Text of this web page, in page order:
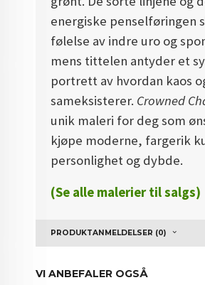
energiske penselføringen
følelse av indre uro og
mens tittelen antyder et
portrett av hvordan kaos
sameksisterer. Crowned
unik maleri for deg som
kjøpe moderne, fargerik
personlighet og dybde.
(Se alle malerier til salgs)
PRODUKTANMELDELSER (0)
VI ANBEFALER OGSÅ